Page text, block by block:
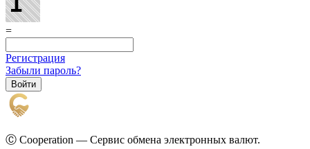
=
Регистрация
Забыли пароль?
Ⓒ Cooperation — Сервис обмена электронных валют.